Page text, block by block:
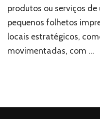
produtos ou serviços de
pequenos folhetos
locais estratégicos,
movimentadas, com …